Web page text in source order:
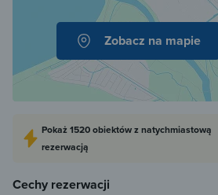
Zobacz na mapie
Pokaż1520 obiektówz natychmiastową
rezerwacją
Cechy rezerwacji